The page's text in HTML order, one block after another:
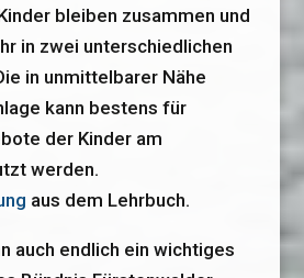
bleiben zusammen und
in zwei unterschiedlichen
in unmittelbarer Nähe
kann bestens für
der Kinder am
werden.
aus dem Lehrbuch.
auch endlich ein wichtiges